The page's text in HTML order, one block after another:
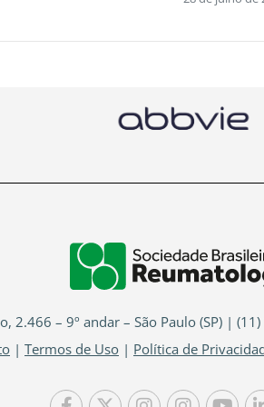
2.466 – 9º andar – São Paulo (SP) |
| Termos de Uso | Política de